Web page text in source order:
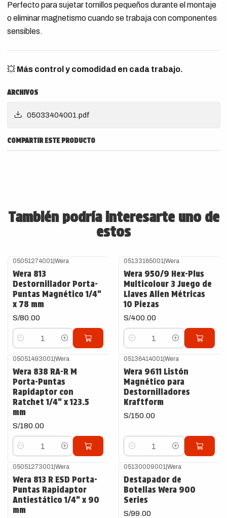
Perfecto para sujetar tornillos pequeños durante el montaje
o eliminar magnetismo cuando se trabaja con componentes
sensibles.
💥 Más control y comodidad en cada trabajo.
ARCHIVOS
05033404001.pdf
COMPARTIR ESTE PRODUCTO
También podría interesarte uno de
estos
05051274001 |Wera
Wera 813
Destornillador Porta-
Puntas Magnético 1/4"
x 78 mm
S/80.00
Cantidad
05133165001 |Wera
Wera 950/9 Hex-Plus
Multicolour 3 Juego de
Llaves Allen Métricas
10 Piezas
S/400.00
Cantidad
05051493001 |Wera
Wera 838 RA-R M
Porta-Puntas
Rapidaptor con
Ratchet 1/4" x 123.5
mm
S/180.00
Cantidad
05136414001 |Wera
Wera 9611 Listón
Magnético para
Destornilladores
Kraftform
S/150.00
Cantidad
05051273001 |Wera
Wera 813 R ESD Porta-
Puntas Rapidaptor
Antiestático 1/4" x 90
mm
05130009001 |Wera
Destapador de
Botellas Wera 900
Series
S/99.00